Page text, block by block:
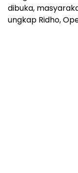
dibuka,
ungkap Ridho,